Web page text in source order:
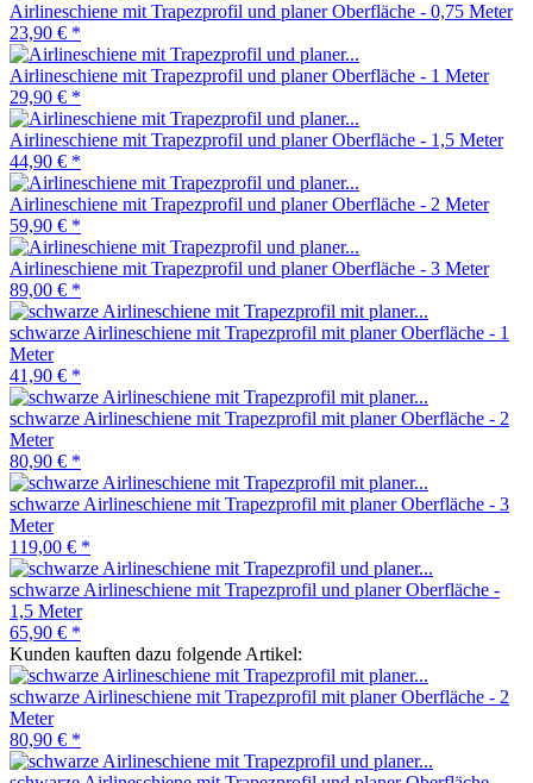
Airlineschiene mit Trapezprofil und planer Oberfläche - 0,75 Meter
23,90 € *
Airlineschiene mit Trapezprofil und planer Oberfläche - 1 Meter
29,90 € *
Airlineschiene mit Trapezprofil und planer Oberfläche - 1,5 Meter
44,90 € *
Airlineschiene mit Trapezprofil und planer Oberfläche - 2 Meter
59,90 € *
Airlineschiene mit Trapezprofil und planer Oberfläche - 3 Meter
89,00 € *
schwarze Airlineschiene mit Trapezprofil mit planer Oberfläche - 1
Meter
41,90 € *
schwarze Airlineschiene mit Trapezprofil mit planer Oberfläche - 2
Meter
80,90 € *
schwarze Airlineschiene mit Trapezprofil mit planer Oberfläche - 3
Meter
119,00 € *
schwarze Airlineschiene mit Trapezprofil und planer Oberfläche -
1,5 Meter
65,90 € *
Kunden kauften dazu folgende Artikel:
schwarze Airlineschiene mit Trapezprofil mit planer Oberfläche - 2
Meter
80,90 € *